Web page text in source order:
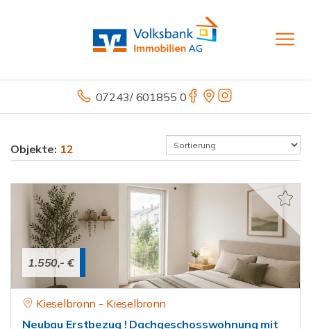
07243/ 601855 0
Objekte: 12
1.550,- €
Kieselbronn - Kieselbronn
Neubau Erstbezug ! Dachgeschosswohnung mit